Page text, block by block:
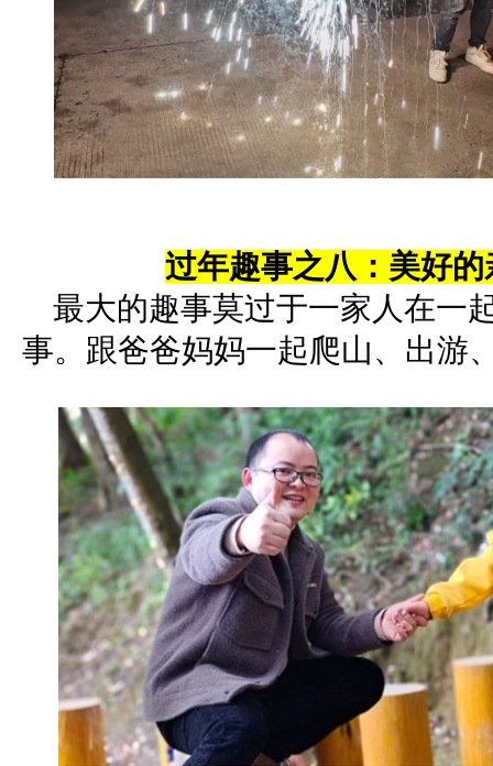
过年趣事之八：美好的
最大的趣事莫过于一家人在一
事。跟爸爸妈妈一起爬山、出游